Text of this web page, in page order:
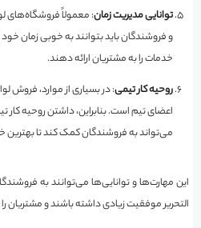
توانایی مدیریت زمان: معمولاً فروشگاه‌های
و فروشندگان باید بتوانند به خوبی زمان خود
خدمات را به مشتریان ارائه دهند.
روحیه کار تیمی: در بسیاری از موارد، فروش
اعضای تیم است. بنابراین، داشتن روحیه
می‌تواند به فروشندگان کمک کند تا بهترین
این مهارت‌ها و توانایی‌ها می‌توانند به
التحریر موفقیت زیادی داشته باشند و مشتریان